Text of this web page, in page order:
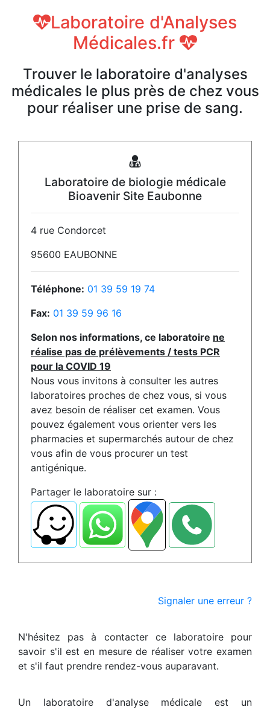
Laboratoire d'Analyses
Médicales.fr
Trouver le laboratoire d'analyses
médicales le plus près de chez vous
pour réaliser une prise de sang.
Laboratoire de biologie médicale
Bioavenir Site Eaubonne
4 rue Condorcet
95600 EAUBONNE
Téléphone: 01 39 59 19 74
Fax: 01 39 59 96 16
Selon nos informations, ce laboratoire ne
réalise pas de prélèvements / tests PCR
pour la COVID 19
Nous vous invitons à consulter les autres
laboratoires proches de chez vous, si vous
avez besoin de réaliser cet examen. Vous
pouvez également vous orienter vers les
pharmacies et supermarchés autour de chez
vous afin de vous procurer un test
antigénique.
Partager le laboratoire sur :
Signaler une erreur ?
N'hésitez pas à contacter ce laboratoire pour
savoir s'il est en mesure de réaliser votre examen
et s'il faut prendre rendez-vous auparavant.
Un laboratoire d'analyse médicale est un